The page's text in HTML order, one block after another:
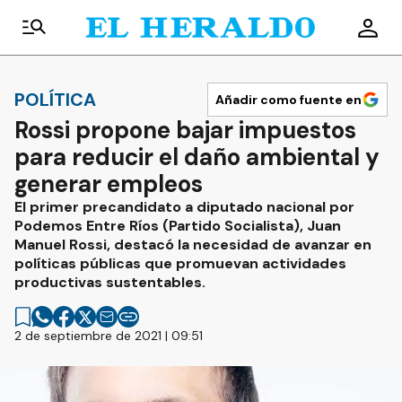
POLÍTICA Añadir como fuente en
Rossi propone bajar impuestos
para reducir el daño ambiental y
generar empleos
El primer precandidato a diputado nacional por
Podemos Entre Ríos (Partido Socialista), Juan
Manuel Rossi, destacó la necesidad de avanzar en
políticas públicas que promuevan actividades
productivas sustentables.
2 de septiembre de 2021 | 09:51